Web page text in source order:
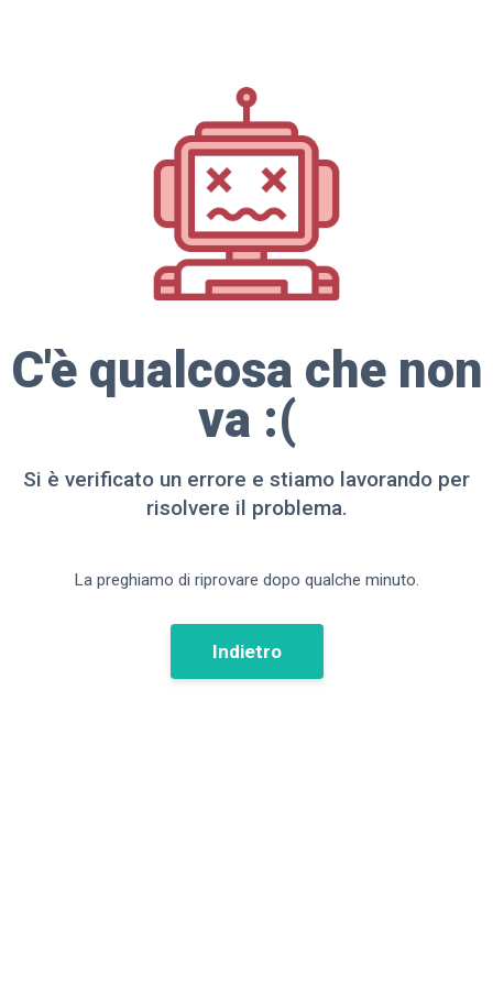
C'è qualcosa che non
va :(
Si è verificato un errore e stiamo lavorando per
risolvere il problema.
La preghiamo di riprovare dopo qualche minuto.
Indietro